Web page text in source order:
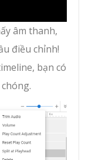
âm thanh,
điều chỉnh!
bạn có